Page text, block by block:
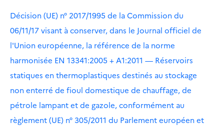
Décision (UE) n° 2017/1995 de la Commission du
06/11/17 visant à conserver, dans le Journal officiel de
l'Union européenne, la référence de la norme
harmonisée EN 13341:2005 + A1:2011 — Réservoirs
statiques en thermoplastiques destinés au stockage
non enterré de fioul domestique de chauffage, de
pétrole lampant et de gazole, conformément au
règlement (UE) n° 305/2011 du Parlement européen et